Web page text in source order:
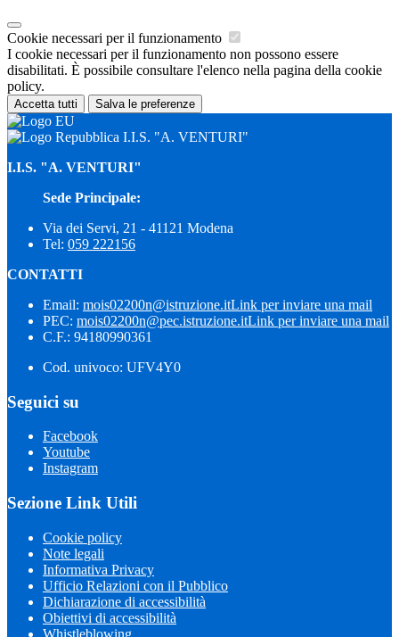
Cookie necessari per il funzionamento
I cookie necessari per il funzionamento non possono essere
disabilitati. È possibile consultare l'elenco nella pagina della cookie
policy.
Accetta tutti Salva le preferenze
I.I.S. "A. VENTURI"
I.I.S. "A. VENTURI"
Sede Principale:
Via dei Servi, 21 - 41121 Modena
Tel: 059 222156
CONTATTI
Email: mois02200n@istruzione.itLink per inviare una mail
PEC: mois02200n@pec.istruzione.itLink per inviare una mail
C.F.: 94180990361
Cod. univoco: UFV4Y0
Seguici su
Facebook
Youtube
Instagram
Sezione Link Utili
Cookie policy
Note legali
Informativa Privacy
Ufficio Relazioni con il Pubblico
Dichiarazione di accessibilità
Obiettivi di accessibilità
Whistleblowing